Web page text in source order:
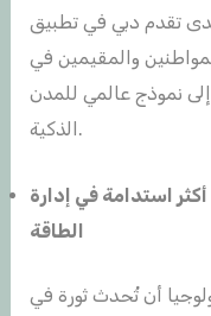
تقدم دبي في تطبيق
والمقيمين في
إلى نموذج عالمي للمدن
الذكية.
استدامة في إدارة
الطاقة
أن تُحدث ثورة في